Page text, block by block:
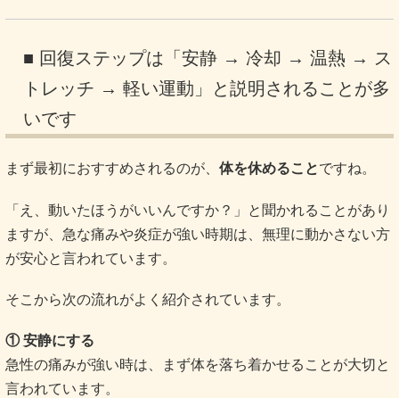
■ 回復ステップは「安静 → 冷却 → 温熱 → ス
トレッチ → 軽い運動」と説明されることが多
いです
まず最初におすすめされるのが、 体を休めることですね。
「え、動いたほうがいいんですか？」と聞かれることがあり
ますが、急な痛みや炎症が強い時期は、無理に動かさない方
が安心と言われています。
そこから次の流れがよく紹介されています。
① 安静にする
急性の痛みが強い時は、まず体を落ち着かせることが大切と
言われています。